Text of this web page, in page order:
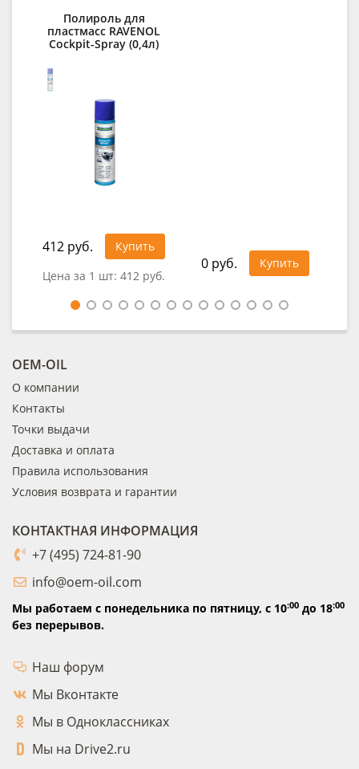
Полироль для
пластмасс RAVENOL
Cockpit-Spray (0,4л)
412 руб.
Купить
Цена за 1 шт: 412 руб.
0 руб. Купить
OEM-OIL
О компании
Контакты
Точки выдачи
Доставка и оплата
Правила использования
Условия возврата и гарантии
КОНТАКТНАЯ ИНФОРМАЦИЯ
+7 (495) 724-81-90
info@oem-oil.com
Мы работаем с понедельника по пятницу, с 10:00 до 18:00
без перерывов.
Наш форум
Мы Вконтакте
Мы в Одноклассниках
Мы на Drive2.ru